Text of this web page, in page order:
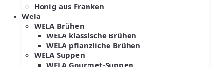
Honig aus Franken
Wela
WELA Brühen
WELA klassische Brühen
WELA pflanzliche Brühen
WELA Suppen
WELA Gourmet-Suppen